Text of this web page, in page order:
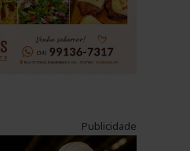
Publicidade